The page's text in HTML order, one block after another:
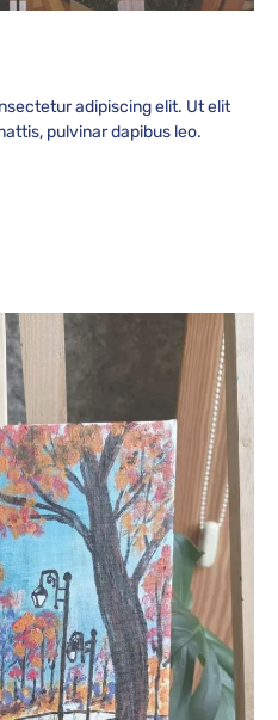
adipiscing elit. Ut elit
pulvinar dapibus leo.